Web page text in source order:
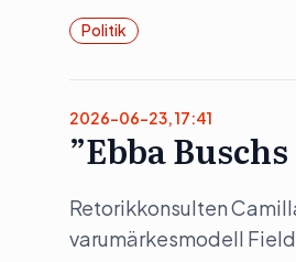
Politik
2026-06-23, 17:41
”Ebba
Retorikkonsulten
varumärkesmodell